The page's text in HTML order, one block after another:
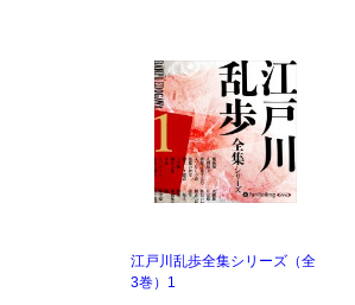
江戸川乱歩全集シリーズ（全
3巻）1